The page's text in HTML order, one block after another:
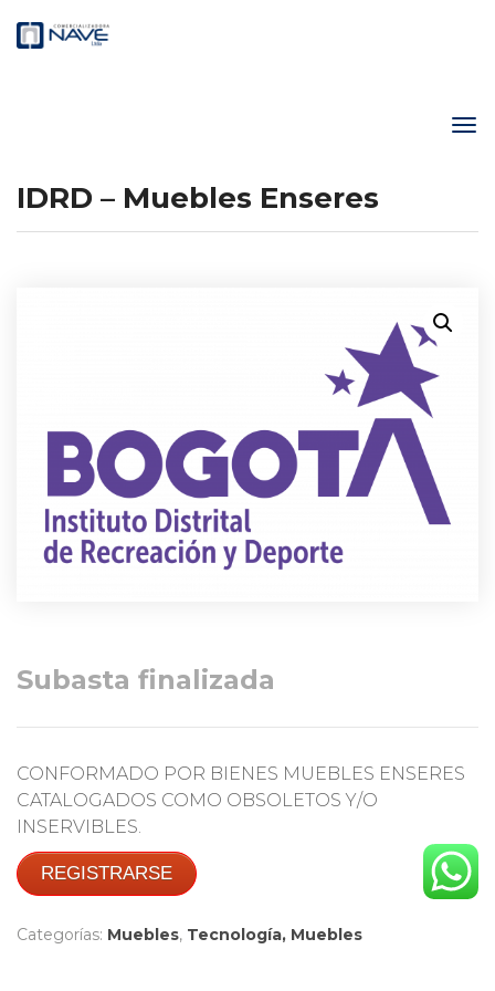
IDRD – Muebles Enseres
Subasta finalizada
CONFORMADO POR BIENES MUEBLES ENSERES
CATALOGADOS COMO OBSOLETOS Y/O
INSERVIBLES.
REGISTRARSE
Categorías: Muebles, Tecnología, Muebles